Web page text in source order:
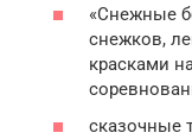
«Снежные
снежков,
красками
сказочные